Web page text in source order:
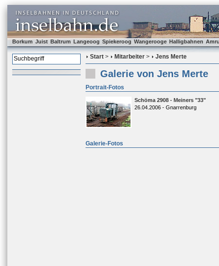
Borkum Juist Baltrum Langeoog Spiekeroog Wangerooge Halligbahnen
Start > Mitarbeiter > Jens Merte
Galerie von Jens Merte
Portrait-Fotos
Schöma 2908 - Meiners "33"
26.04.2006 - Gnarrenburg
Galerie-Fotos